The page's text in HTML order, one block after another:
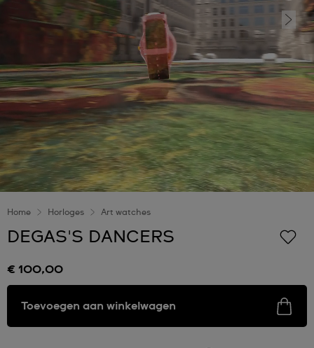
Home Horloges Art watches
DEGAS'S DANCERS
€ 100,00
Toevoegen aan winkelwagen